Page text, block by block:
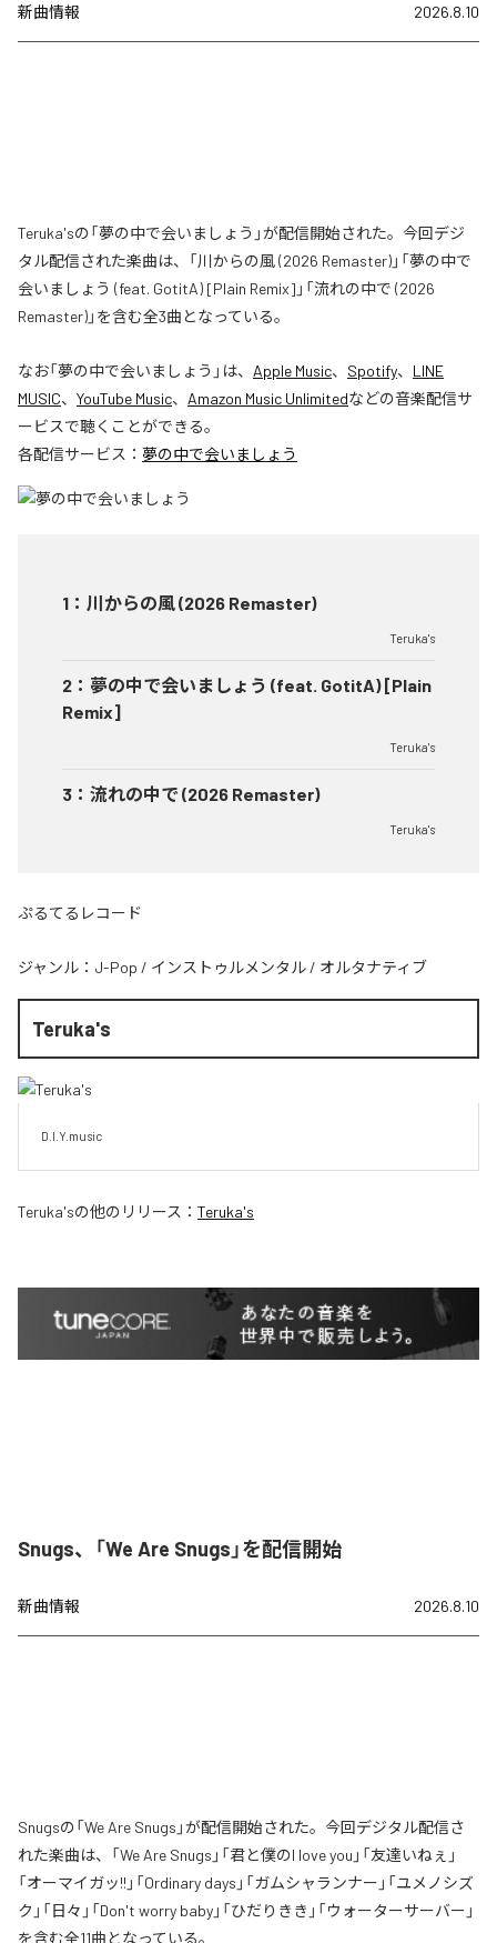
新曲情報 2026.8.10
Teruka'sの「夢の中で会いましょう」が配信開始された。今回デジ
タル配信された楽曲は、「川からの風 (2026 Remaster)」「夢の中で
会いましょう (feat. GotitA) [Plain Remix]」「流れの中で (2026
Remaster)」を含む全3曲となっている。
なお「夢の中で会いましょう 」は、 Apple Music、 Spotify、 LINE
MUSIC、 YouTube Music、 Amazon Music Unlimitedなどの音楽配信サ
ービスで聴くことができる。
各配信サービス： 夢の中で会いましょう
1 ： 川からの風 (2026 Remaster)
Teruka's
2 ： 夢の中で会いましょう (feat. GotitA) [Plain
Remix]
Teruka's
3 ： 流れの中で (2026 Remaster)
Teruka's
ぷるてるレコード
ジャンル： J-Pop / インストゥルメンタル / オルタナティブ
Teruka's
D.I.Y.music
Teruka'sの他のリリース： Teruka's
Snugs、「We Are Snugs」を配信開始
新曲情報 2026.8.10
Snugsの「We Are Snugs」が配信開始された。今回デジタル配信さ
れた楽曲は、「We Are Snugs」「君と僕のI love you」「友達いねぇ」
「オーマイガッ!!」「Ordinary days」「ガムシャランナー」「ユメノシズ
ク」「日々」「Don't worry baby」「ひだりきき」「ウォーターサーバー」
を含む全11曲となっている。